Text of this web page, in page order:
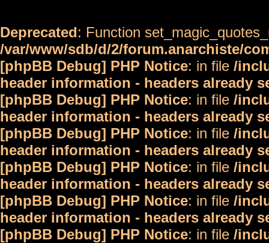
Deprecated: Function
/var/www/sdb/d/2/forum.anarchiste/
[phpBB Debug] PHP Notice: in file /
header information - headers already
[phpBB Debug] PHP Notice: in file /
header information - headers already
[phpBB Debug] PHP Notice: in file /
header information - headers already
[phpBB Debug] PHP Notice: in file /
header information - headers already
[phpBB Debug] PHP Notice: in file /
header information - headers already
[phpBB Debug] PHP Notice: in file /